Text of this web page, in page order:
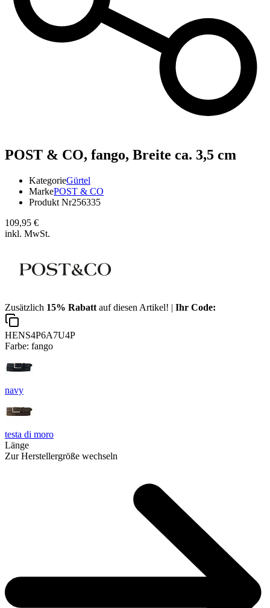
POST & CO, fango, Breite ca. 3,5 cm
KategorieGürtel
MarkePOST & CO
Produkt Nr256335
109,95 €
inkl. MwSt.
Zusätzlich 15% Rabatt auf diesen Artikel! | Ihr Code:
HENS4P6A7U4P
Farbe: fango
navy
testa di moro
Länge
Zur Herstellergröße wechseln